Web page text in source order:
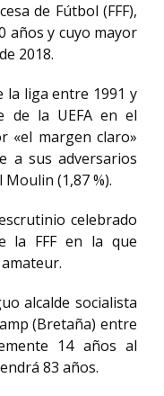
de Fútbol (FFF),
años y cuyo mayor
2018.
la liga entre 1991 y
de la UEFA en el
«el margen claro»
a sus adversarios
(1,87 %).
celebrado
la FFF en la que
alcalde socialista
(Bretaña) entre
14 años al
83 años.